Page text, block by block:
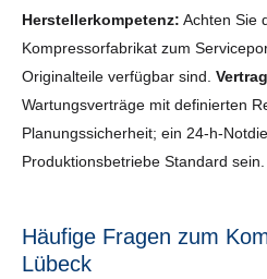
Herstellerkompetenz: Achten Sie
Kompressorfabrikat zum
Originalteile verfügbar sind.
Wartungsverträge mit definierten
Planungssicherheit; ein 24-h-
Produktionsbetriebe Standard sein.
Häufige Fragen zum
Lübeck